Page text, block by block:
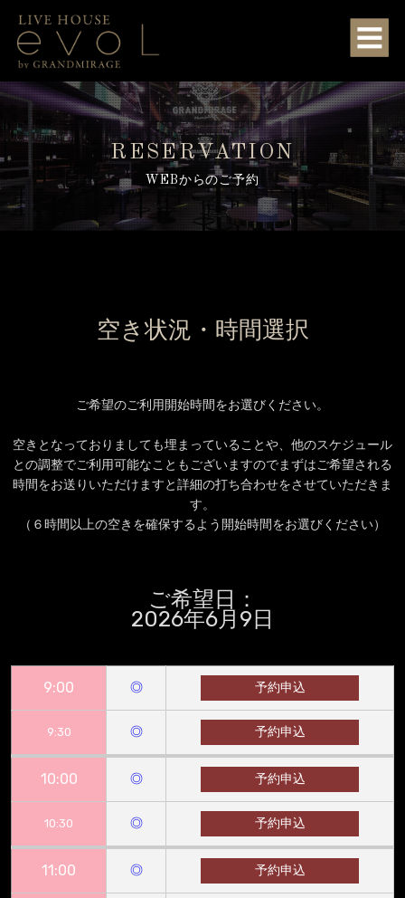
RESERVATION
WEBからのご予約
空き状況・時間選択
ご希望のご利用開始時間をお選びください。
空きとなっておりましても埋まっていることや、他のスケジュール
との調整でご利用可能なこともございますのでまずはご希望される
時間をお送りいただけますと詳細の打ち合わせをさせていただきま
す。
（６時間以上の空きを確保するよう開始時間をお選びください）
ご希望日：
2026年6月9日
9:00 ◎ 予約申込
9:30 ◎ 予約申込
10:00 ◎ 予約申込
10:30 ◎ 予約申込
11:00 ◎ 予約申込